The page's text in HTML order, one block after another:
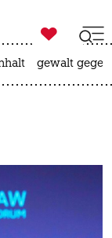

taz zahl ich
gewalt